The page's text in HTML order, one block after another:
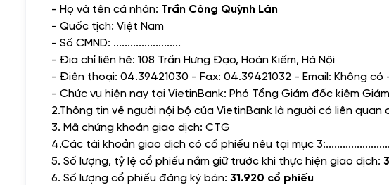
- Họ và tên cá nhân: Trần Công Quỳnh Lân
- Quốc tịch: Việt Nam
- Số CMND: ........................
- Địa chỉ liên hệ: 108 Trần Hưng Đạo, Hoàn Kiếm, Hà Nội
- Điện thoại: 04.39421030 - Fax: 04.39421032 - Email: Không
- Chức vụ hiện nay tại VietinBank: Phó Tổng Giám đốc kiêm
2.Thông tin về người nội bộ của VietinBank là người có liên
3. Mã chứng khoán giao dịch: CTG
4.Các tài khoản giao dịch có cổ phiếu nêu tại mục 3
5. Số lượng, tỷ lệ cổ phiếu nắm giữ trước khi thực hiện giao dịch:
6. Số lượng cổ phiếu đăng ký bán: 31.920 cổ phiếu